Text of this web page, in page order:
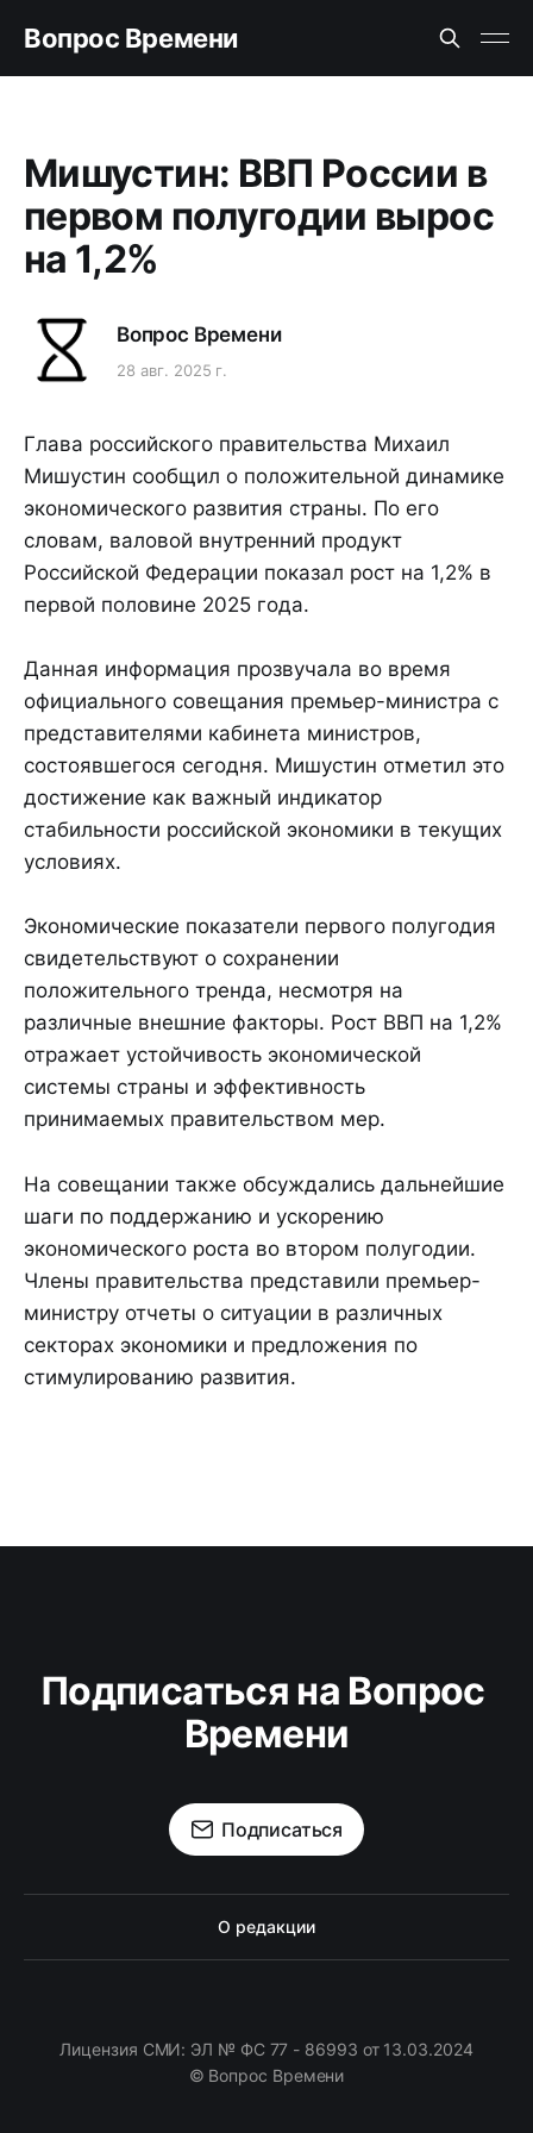
Вопрос Времени
Мишустин: ВВП России в
первом полугодии вырос
на 1,2%
Вопрос Времени
28 авг. 2025 г.
Глава российского правительства Михаил
Мишустин сообщил о положительной динамике
экономического развития страны. По его
словам, валовой внутренний продукт
Российской Федерации показал рост на 1,2% в
первой половине 2025 года.
Данная информация прозвучала во время
официального совещания премьер-министра с
представителями кабинета министров,
состоявшегося сегодня. Мишустин отметил это
достижение как важный индикатор
стабильности российской экономики в текущих
условиях.
Экономические показатели первого полугодия
свидетельствуют о сохранении
положительного тренда, несмотря на
различные внешние факторы. Рост ВВП на 1,2%
отражает устойчивость экономической
системы страны и эффективность
принимаемых правительством мер.
На совещании также обсуждались дальнейшие
шаги по поддержанию и ускорению
экономического роста во втором полугодии.
Члены правительства представили премьер-
министру отчеты о ситуации в различных
секторах экономики и предложения по
стимулированию развития.
Подписаться на Вопрос
Времени
Подписаться
О редакции
Лицензия СМИ: ЭЛ № ФС 77 - 86993 от 13.03.2024
© Вопрос Времени